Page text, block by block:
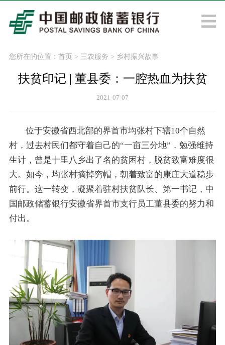
您所在的位置： 首页> 三农服务 > 乡村振兴故事
扶贫印记 | 董县委：一腔热血为扶贫
2021-07-07
位于安徽省西北部的界首市均张村下辖10个自然
村，过去村民们都守着自己的“一亩三分地”，勉强维持
生计，曾是十里八乡出了名的贫困村，脱贫致富难度很
大。如今，均张村摘掉穷帽，朝着致富的康庄大道稳步
前行。这一转变，凝聚着驻村扶贫队长、第一书记，中
国邮政储蓄银行安徽省界首市支行员工董县委的努力和
付出。